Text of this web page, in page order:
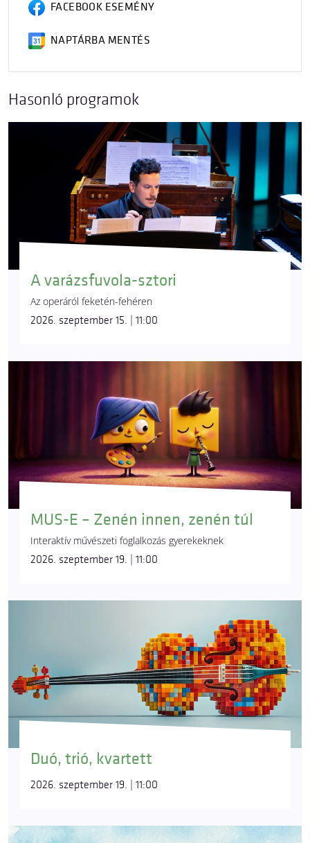
FACEBOOK ESEMÉNY
NAPTÁRBA MENTÉS
Hasonló programok
A varázsfuvola-sztori
Az operáról feketén-fehéren
2026. szeptember 15. | 11:00
MUS-E – Zenén innen, zenén túl
Interaktív művészeti foglalkozás gyerekeknek
2026. szeptember 19. | 11:00
Duó, trió, kvartett
2026. szeptember 19. | 11:00